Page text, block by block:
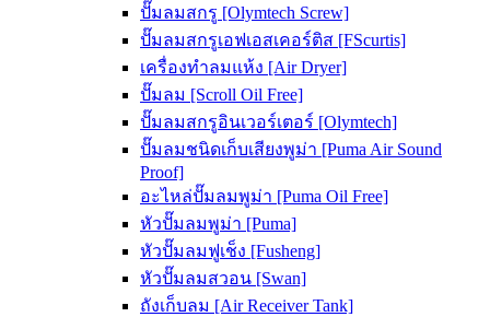
ปั๊มลมสกรู [Olymtech Screw]
ปั๊มลมสกรูเอฟเอสเคอร์ติส [FScurtis]
เครื่องทำลมแห้ง [Air Dryer]
ปั๊มลม [Scroll Oil Free]
ปั๊มลมสกรูอินเวอร์เตอร์ [Olymtech]
ปั๊มลมชนิดเก็บเสียงพูม่า [Puma Air Sound
Proof]
อะไหล่ปั๊มลมพูม่า [Puma Oil Free]
หัวปั๊มลมพูม่า [Puma]
หัวปั๊มลมฟูเช็ง [Fusheng]
หัวปั๊มลมสวอน [Swan]
ถังเก็บลม [Air Receiver Tank]